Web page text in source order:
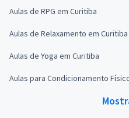
Aulas de RPG em Curitiba
Aulas de Relaxamento em Curitiba
Aulas de Yoga em Curitiba
Aulas para Condicionamento